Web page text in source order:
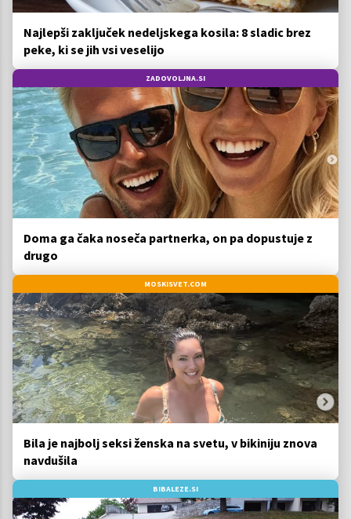
Najlepši zaključek nedeljskega kosila: 8 sladic brez
peke, ki se jih vsi veselijo
ZADOVOLJNA.SI
Doma ga čaka noseča partnerka, on pa dopustuje z
drugo
MOSKISVET.COM
Bila je najbolj seksi ženska na svetu, v bikiniju znova
navdušila
BIBALEZE.SI